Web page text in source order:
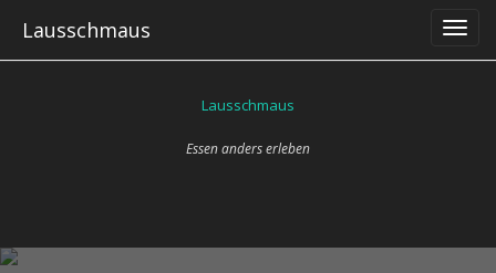
Lausschmaus
Lausschmaus
Essen anders erleben